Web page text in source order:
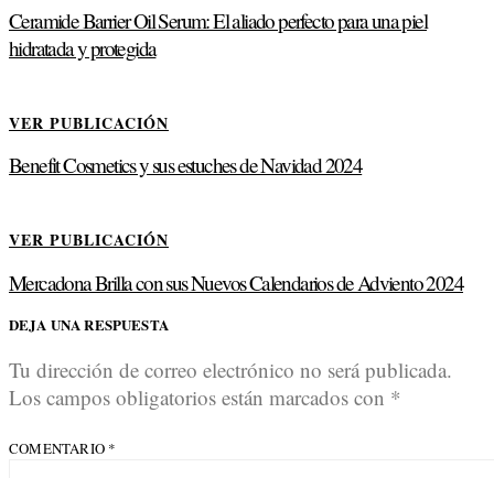
Ceramide Barrier Oil Serum: El aliado perfecto para una piel
hidratada y protegida
VER PUBLICACIÓN
Benefit Cosmetics y sus estuches de Navidad 2024
VER PUBLICACIÓN
Mercadona Brilla con sus Nuevos Calendarios de Adviento 2024
DEJA UNA RESPUESTA
Tu dirección de correo electrónico no será publicada.
Los campos obligatorios están marcados con *
COMENTARIO *